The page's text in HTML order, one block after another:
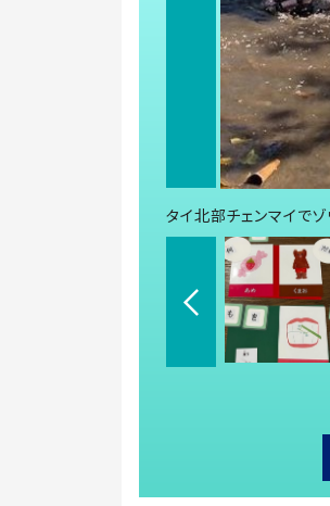
タイ北部チェンマイで